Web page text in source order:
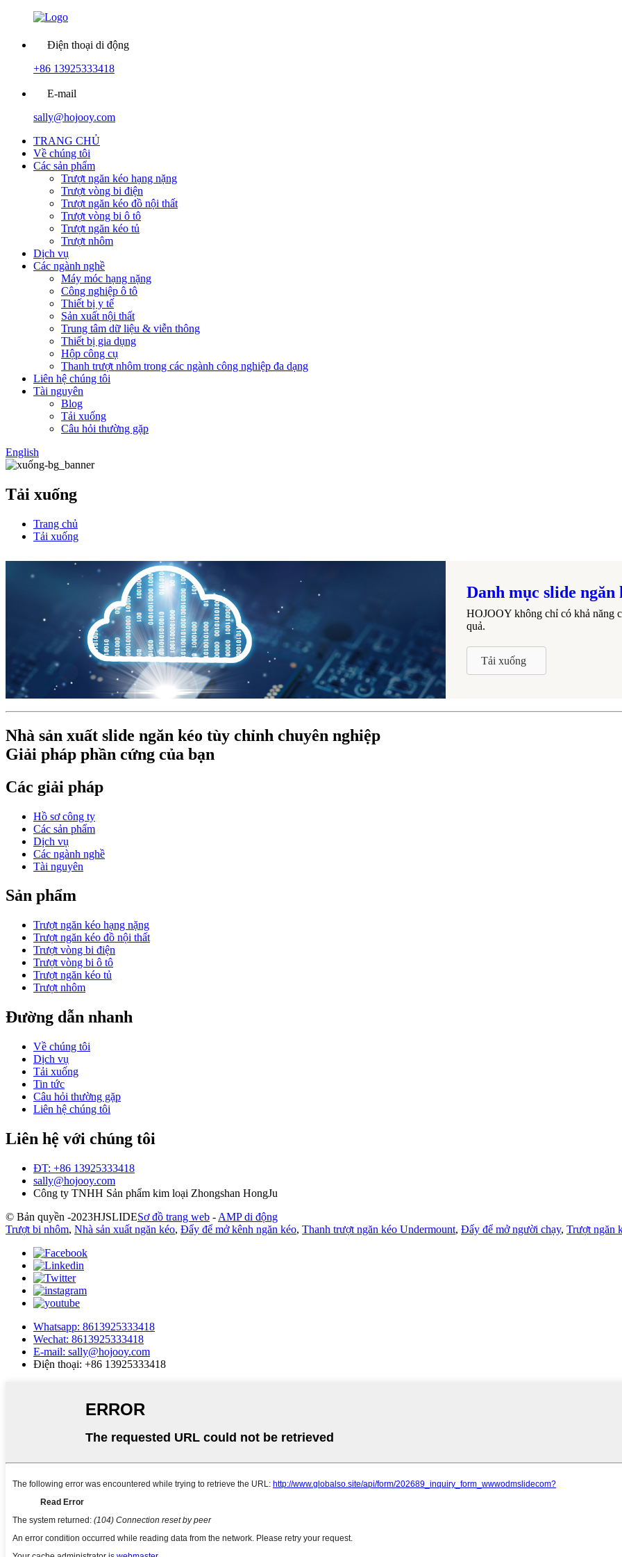
Điện thoại di động
+86 13925333418
E-mail
sally@hojooy.com
TRANG CHỦ
Về chúng tôi
Các sản phẩm
Trượt ngăn kéo hạng nặng
Trượt vòng bi điện
Trượt ngăn kéo đồ nội thất
Trượt vòng bi ô tô
Trượt ngăn kéo tủ
Trượt nhôm
Dịch vụ
Các ngành nghề
Máy móc hạng nặng
Công nghiệp ô tô
Thiết bị y tế
Sản xuất nội thất
Trung tâm dữ liệu & viễn thông
Thiết bị gia dụng
Hộp công cụ
Thanh trượt nhôm trong các ngành công nghiệp đa dạng
Liên hệ chúng tôi
Tài nguyên
Blog
Tải xuống
Câu hỏi thường gặp
English
Tải xuống
Trang chủ
Tải xuống
Danh mục slide ngăn
HOJOOY không chỉ có khả năng
quả.
Tải xuống
Nhà sản xuất slide ngăn kéo tùy chỉnh chuyên nghiệp
Giải pháp phần cứng của bạn
Các giải pháp
Hồ sơ công ty
Các sản phẩm
Dịch vụ
Các ngành nghề
Tài nguyên
Sản phẩm
Trượt ngăn kéo hạng nặng
Trượt ngăn kéo đồ nội thất
Trượt vòng bi điện
Trượt vòng bi ô tô
Trượt ngăn kéo tủ
Trượt nhôm
Đường dẫn nhanh
Về chúng tôi
Dịch vụ
Tải xuống
Tin tức
Câu hỏi thường gặp
Liên hệ chúng tôi
Liên hệ với chúng tôi
ĐT: +86 13925333418
sally@hojooy.com
Công ty TNHH Sản phẩm kim loại Zhongshan HongJu
© Bản quyền -2023HJSLIDESơ đồ trang web - AMP di động
Trượt bi nhôm, Nhà sản xuất ngăn kéo, Đẩy để mở kênh ngăn kéo, Thanh trượt ngăn kéo Undermount, Đẩy để mở người chạy, Trượt ngăn
Whatsapp: 8613925333418
Wechat: 8613925333418
E-mail: sally@hojooy.com
Điện thoại: +86 13925333418